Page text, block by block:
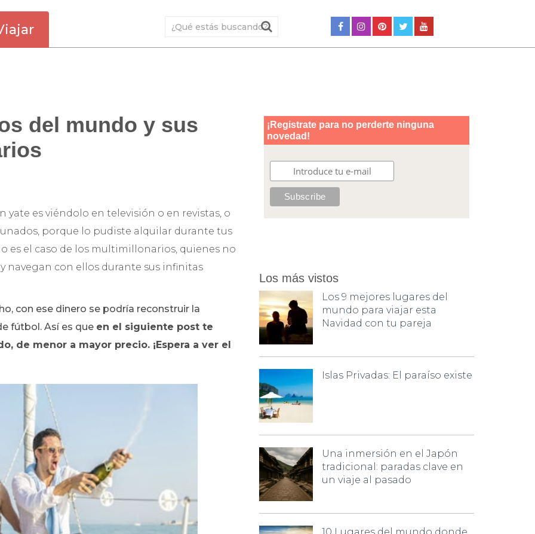
del mundo y sus
yate es viéndolo en televisión o en revistas, o
porque lo pudiste alquilar durante tus
es el caso de los multimillonarios, quienes no
navegan con ellos durante sus infinitas
con ese dinero se podría reconstruir la
fútbol. Así es que en el siguiente post te
de menor a mayor precio. ¡Espera a ver el
Los más vistos
Los 9 mejores lugares del
mundo para viajar esta
Navidad con tu pareja
Islas Privadas: El paraíso existe
Una inmersión en el Japón
tradicional: paradas clave en
un viaje al pasado